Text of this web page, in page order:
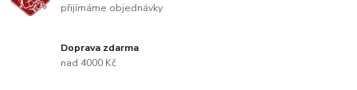
přijímáme objednávky
Doprava zdarma
nad 4000 Kč